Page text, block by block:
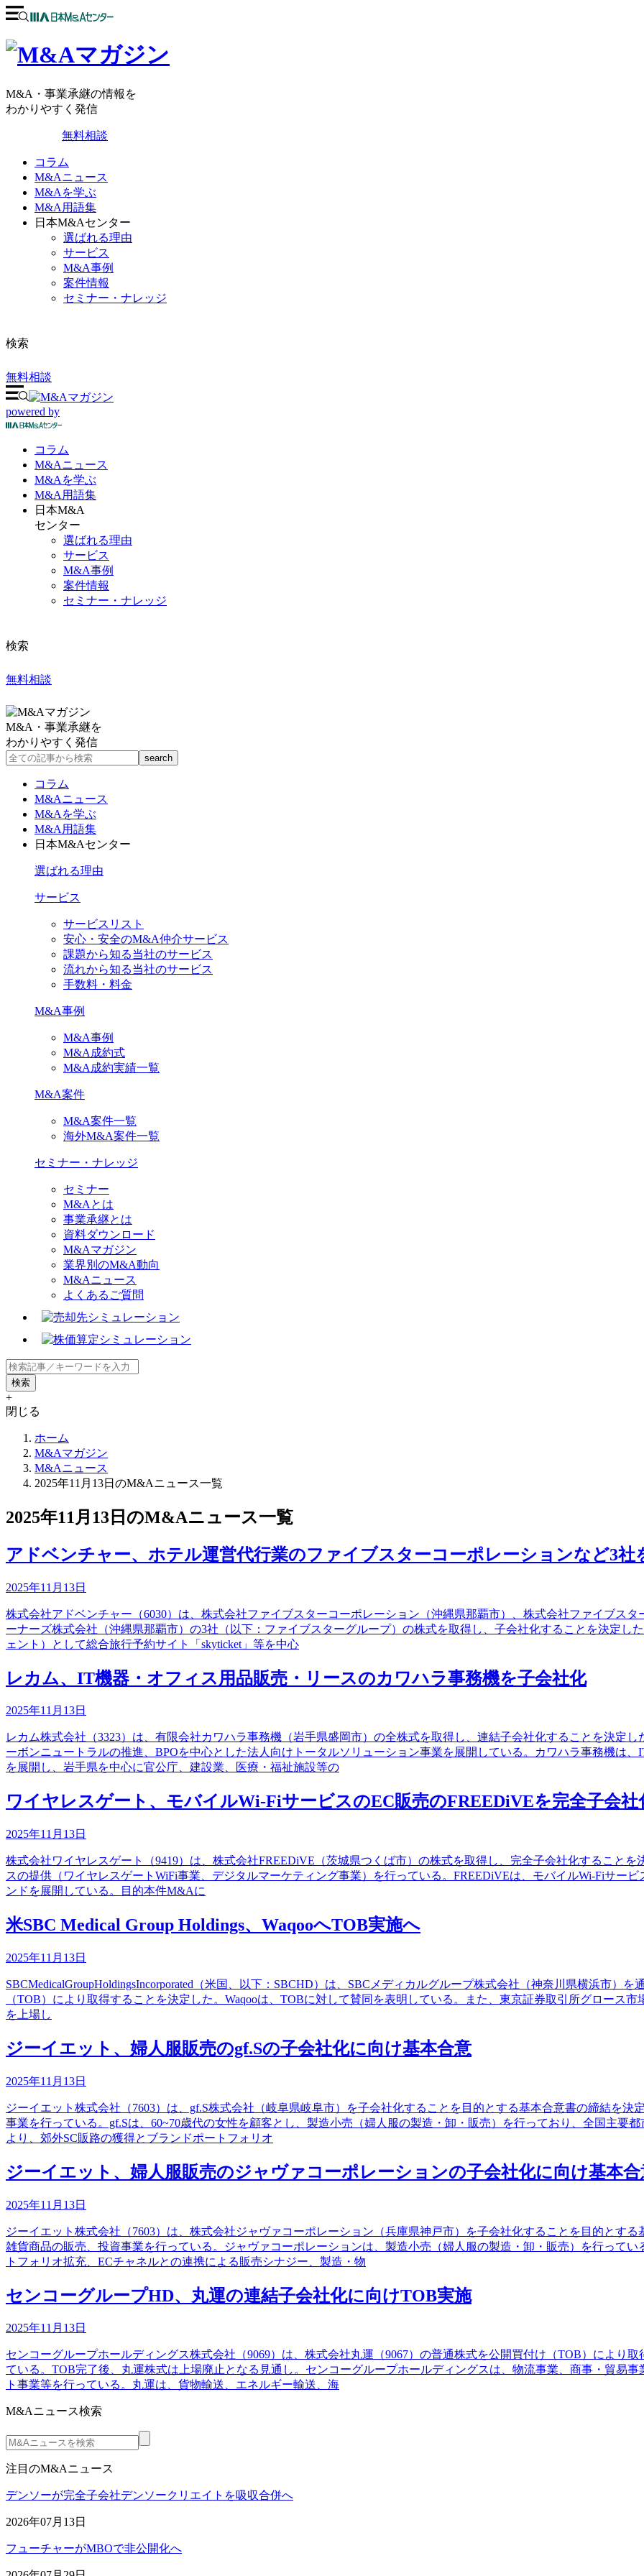
M&A・事業承継の情報を
わかりやすく発信
無料相談
コラム
M&Aニュース
M&Aを学ぶ
M&A用語集
日本M&Aセンター
選ばれる理由
サービス
M&A事例
案件情報
セミナー・ナレッジ
検索
無料相談
powered by
コラム
M&Aニュース
M&Aを学ぶ
M&A 用語集
日本M&A
センター
選ばれる理由
サービス
M&A事例
案件情報
セミナー・ナレッジ
検索
無料相談
M&A・事業承継を
わかりやすく発信
コラム
M&Aニュース
M&Aを学ぶ
M&A用語集
日本M&Aセンター
選ばれる理由
サービス
サービスリスト
安心・安全のM&A仲介サービス
課題から知る当社のサービス
流れから知る当社のサービス
手数料・料金
M&A事例
M&A事例
M&A成約式
M&A成約実績一覧
M&A案件
M&A案件一覧
海外M&A案件一覧
セミナー・ナレッジ
セミナー
M&Aとは
事業承継とは
資料ダウンロード
M&Aマガジン
業界別のM&A動向
M&Aニュース
よくあるご質問
+
閉じる
ホーム
M&Aマガジン
M&Aニュース
2025年11月13日のM&Aニュース一覧
2025年11月13日のM&Aニュース一覧
アドベンチャー、ホテル運営代行業のファイブスターコーポレーションなど3社
2025年11月13日
株式会社アドベンチャー（6030）は、株式会社ファイブスターコーポレーション（沖縄県那覇市）、株式会社ファイブス
ーナーズ株式会社（沖縄県那覇市）の3社（以下：ファイブスターグループ）の株式を取得し、子会社化することを決定し
ェント）として総合旅行予約サイト「skyticket」等を中心
レカム、IT機器・オフィス用品販売・リースのカワハラ事務機を子会社化
2025年11月13日
レカム株式会社（3323）は、有限会社カワハラ事務機（岩手県盛岡市）の全株式を取得し、連結子会社化することを決定
ーボンニュートラルの推進、BPOを中心とした法人向けトータルソリューション事業を展開している。カワハラ事務機は
を展開し、岩手県を中心に官公庁、建設業、医療・福祉施設等の
ワイヤレスゲート、モバイルWi-FiサービスのEC販売のFREEDiVEを完全子会社
2025年11月13日
株式会社ワイヤレスゲート（9419）は、株式会社FREEDiVE（茨城県つくば市）の株式を取得し、完全子会社化すること
スの提供（ワイヤレスゲートWiFi事業、デジタルマーケティング事業）を行っている。FREEDiVEは、モバイルWi-Fiサー
ンドを展開している。目的本件M&Aに
米SBC Medical Group Holdings、WaqooへTOB実施へ
2025年11月13日
SBCMedicalGroupHoldingsIncorporated（米国、以下：SBCHD）は、SBCメディカルグループ株式会社（神奈川県横浜市）
（TOB）により取得することを決定した。Waqooは、TOBに対して賛同を表明している。また、東京証券取引所グロース
を上場し
ジーイエット、婦人服販売のgf.Sの子会社化に向け基本合意
2025年11月13日
ジーイエット株式会社（7603）は、gf.S株式会社（岐阜県岐阜市）を子会社化することを目的とする基本合意書の締結を
事業を行っている。gf.Sは、60~70歳代の女性を顧客とし、製造小売（婦人服の製造・卸・販売）を行っており、全国主要
より、郊外SC販路の獲得とブランドポートフォリオ
ジーイエット、婦人服販売のジャヴァコーポレーションの子会社化に向け基本合
2025年11月13日
ジーイエット株式会社（7603）は、株式会社ジャヴァコーポレーション（兵庫県神戸市）を子会社化することを目的とす
雑貨商品の販売、投資事業を行っている。ジャヴァコーポレーションは、製造小売（婦人服の製造・卸・販売）を行って
トフォリオ拡充、ECチャネルとの連携による販売シナジー、製造・物
センコーグループHD、丸運の連結子会社化に向けTOB実施
2025年11月13日
センコーグループホールディングス株式会社（9069）は、株式会社丸運（9067）の普通株式を公開買付け（TOB）により
ている。TOB完了後、丸運株式は上場廃止となる見通し。センコーグループホールディングスは、物流事業、商事・貿易
ト事業等を行っている。丸運は、貨物輸送、エネルギー輸送、海
M&Aニュース検索
注目のM&Aニュース
デンソーが完全子会社デンソークリエイトを吸収合併へ
2026年07月13日
フューチャーがMBOで非公開化へ